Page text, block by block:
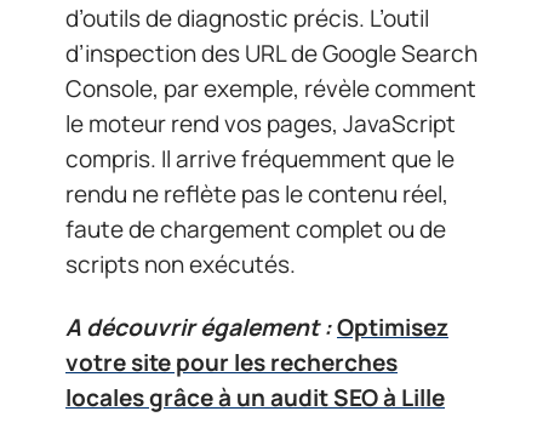
d’outils de diagnostic précis. L’outil
d’inspection des URL de Google Search
Console, par exemple, révèle comment
le moteur rend vos pages, JavaScript
compris. Il arrive fréquemment que le
rendu ne reflète pas le contenu réel,
faute de chargement complet ou de
scripts non exécutés.
A découvrir également :Optimisez
votre site pour les recherches
locales grâce à un audit SEO à Lille